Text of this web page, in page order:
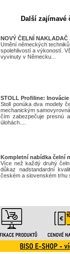
Další zajímavé
NOVÝ ČELNÍ NAKLADAČ
Umění německých
spolehlivostí a výkoností.
vyvinuty v Německu...
STOLL Profiline:
Stoll ponúka dva modely
mechanickým
čím zabezpečuje presnú
úlohách....
Kompletní nabídka čelní
Více než každý druhý
důkaz nadstandardní
českém a slovenském trhu